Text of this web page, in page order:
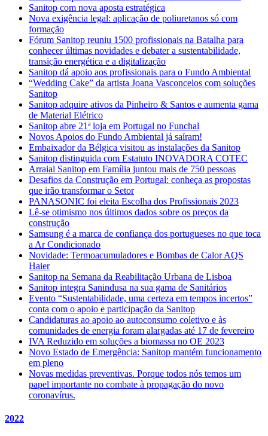
Sanitop com nova aposta estratégica
Nova exigência legal: aplicação de poliuretanos só com
formação
Fórum Sanitop reuniu 1500 profissionais na Batalha para
conhecer últimas novidades e debater a sustentabilidade,
transição energética e a digitalização
Sanitop dá apoio aos profissionais para o Fundo Ambiental
“Wedding Cake” da artista Joana Vasconcelos com soluções
Sanitop
Sanitop adquire ativos da Pinheiro & Santos e aumenta gama
de Material Elétrico
Sanitop abre 21ª loja em Portugal no Funchal
Novos Apoios do Fundo Ambiental já saíram!
Embaixador da Bélgica visitou as instalações da Sanitop
Sanitop distinguida com Estatuto INOVADORA COTEC
Arraial Sanitop em Família juntou mais de 750 pessoas
Desafios da Construção em Portugal: conheça as propostas
que irão transformar o Setor
PANASONIC foi eleita Escolha dos Profissionais 2023
Lê-se otimismo nos últimos dados sobre os preços da
construção
Samsung é a marca de confiança dos portugueses no que toca
a Ar Condicionado
Novidade: Termoacumuladores e Bombas de Calor AQS
Haier
Sanitop na Semana da Reabilitação Urbana de Lisboa
Sanitop integra Sanindusa na sua gama de Sanitários
Evento “Sustentabilidade, uma certeza em tempos incertos”
conta com o apoio e participação da Sanitop
Candidaturas ao apoio ao autoconsumo coletivo e às
comunidades de energia foram alargadas até 17 de fevereiro
IVA Reduzido em soluções a biomassa no OE 2023
Novo Estado de Emergência: Sanitop mantém funcionamento
em pleno
Novas medidas preventivas. Porque todos nós temos um
papel importante no combate à propagação do novo
coronavírus.
2022